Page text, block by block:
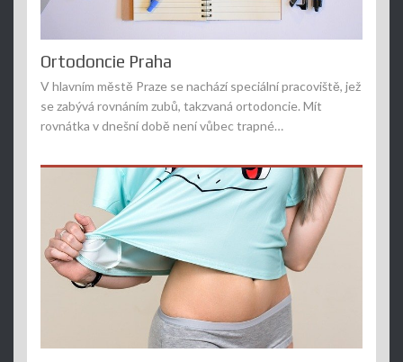
Ortodoncie Praha
V hlavním městě Praze se nachází speciální pracoviště, jež
se zabývá rovnáním zubů, takzvaná ortodoncie. Mít
rovnátka v dnešní době není vůbec trapné…